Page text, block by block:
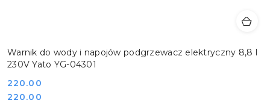
Warnik do wody i napojów podgrzewacz elektryczny 8,8 l
230V Yato YG-04301
Cena:
220.00
Cena:
220.00